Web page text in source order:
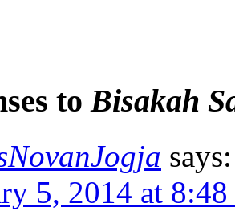
toBisakah
says:
5, 2014 at 8:48